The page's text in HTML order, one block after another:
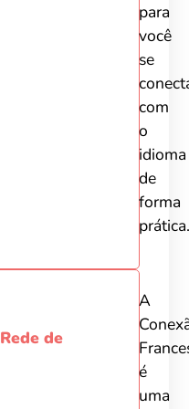
para
você
se
com
o
idioma
de
forma
prática.
Rede de
A
é
uma